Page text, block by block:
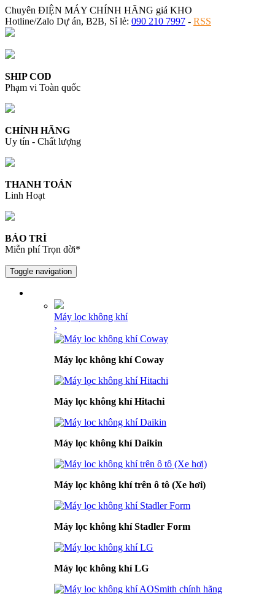
Chuyên ĐIỆN MÁY CHÍNH HÃNG giá KHO
Hotline/Zalo Dự án, B2B, Sỉ lẻ: 090 210 7997 - RSS
SHIP COD
Phạm vi Toàn quốc
CHÍNH HÃNG
Uy tín - Chất lượng
THANH TOÁN
Linh Hoạt
BẢO TRÌ
Miễn phí Trọn đời*
Toggle navigation
Máy lọc không khí
›
Máy lọc không khí Coway
Máy lọc không khí Hitachi
Máy lọc không khí Daikin
Máy lọc không khí trên ô tô (Xe hơi)
Máy lọc không khí Stadler Form
Máy lọc không khí LG